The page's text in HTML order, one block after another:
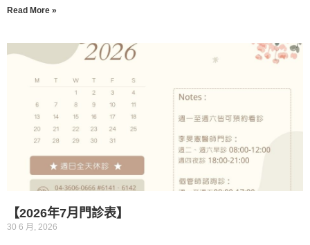
Read More »
【2026年7月門診表】
30 6 月, 2026